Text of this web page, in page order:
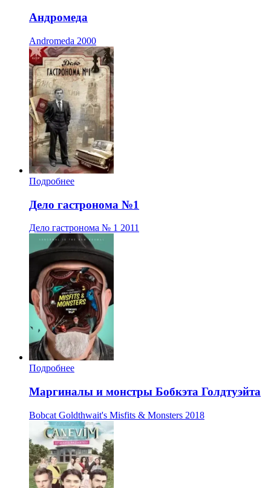
Андромеда
Andromeda 2000
Подробнее
Дело гастронома №1
Дело гастронома № 1 2011
Подробнее
Маргиналы и монстры Бобкэта Голдтуэйта
Bobcat Goldthwait's Misfits & Monsters 2018